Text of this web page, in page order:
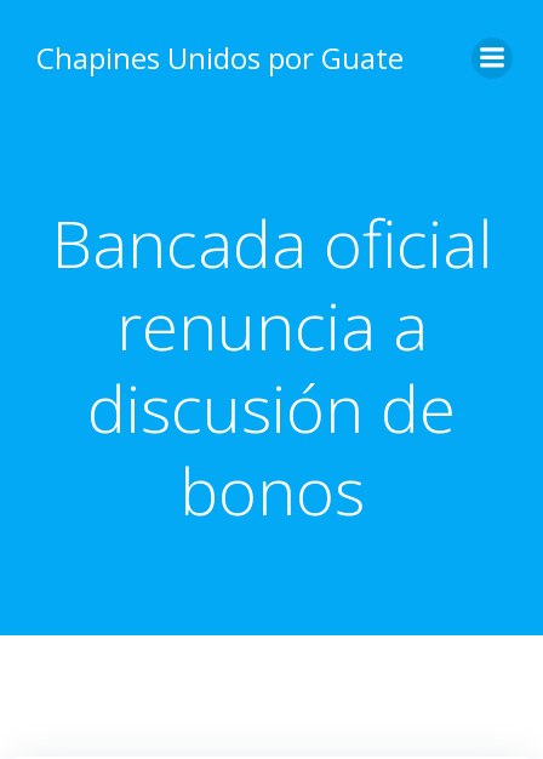
content
Chapines Unidos por Guate
Bancada oficial
renuncia a
discusión de
bonos